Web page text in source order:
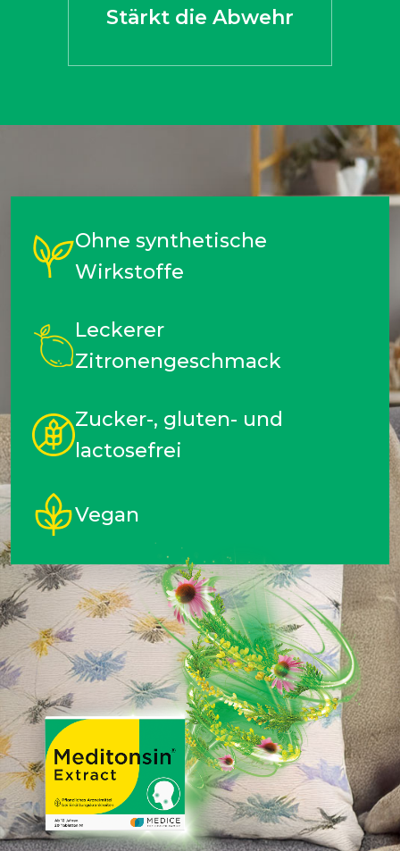
Stärkt die Abwehr
Ohne synthetische
Wirkstoffe
Leckerer
Zitronengeschmack
Zucker-, gluten- und
lactosefrei
Vegan